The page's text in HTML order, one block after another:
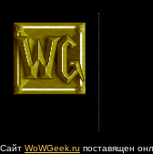
Сайт WoWGeek.ru поставящен